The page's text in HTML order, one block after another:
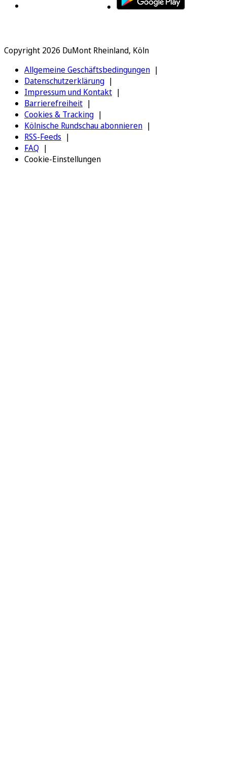
Copyright 2026 DuMont Rheinland, Köln
Allgemeine Geschäftsbedingungen
Datenschutzerklärung
Impressum und Kontakt
Barrierefreiheit
Cookies & Tracking
Kölnische Rundschau abonnieren
RSS-Feeds
FAQ
Cookie-Einstellungen